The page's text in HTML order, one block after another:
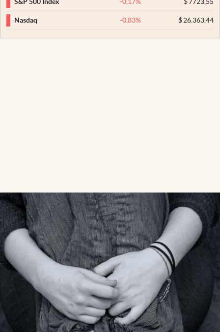
S&P 500 Index
Nasdaq -0,83% $26.363,44